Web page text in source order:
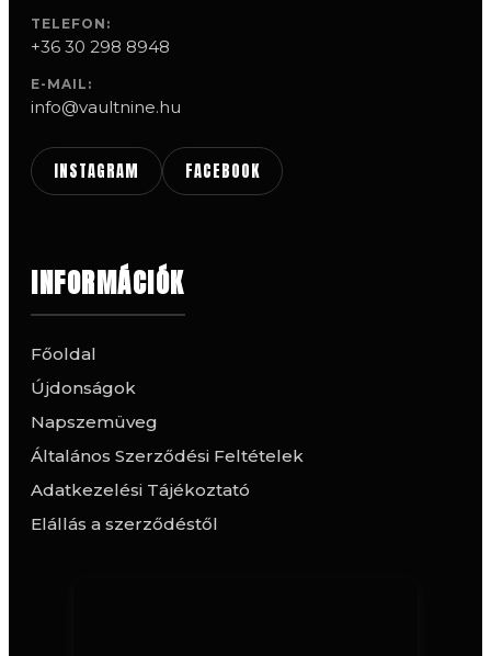
TELEFON:
+36 30 298 8948
E-MAIL:
info@vaultnine.hu
INSTAGRAM FACEBOOK
INFORMÁCIÓK
Főoldal
Újdonságok
Napszemüveg
Általános Szerződési Feltételek
Adatkezelési Tájékoztató
Elállás a szerződéstől